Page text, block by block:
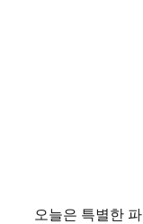
오늘은 특별한